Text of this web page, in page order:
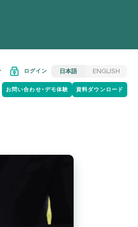
ログイン 日本語 ENGLISH
お問い合わせ・デモ体験 資料ダウンロード